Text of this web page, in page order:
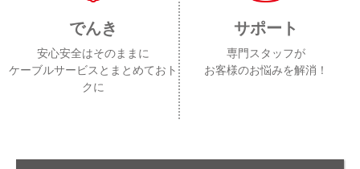
でんき
安心安全はそのままに
ケーブルサービスとまとめておト
クに
サポート
専門スタッフが
お客様のお悩みを解消！